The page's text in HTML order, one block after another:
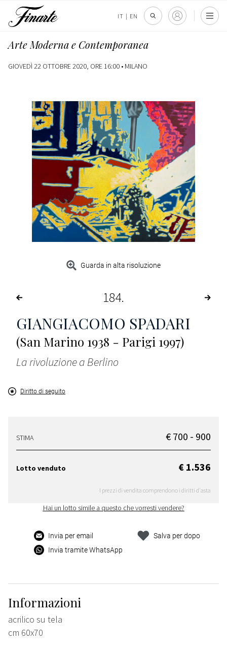
IT | EN
Arte Moderna e Contemporanea
GIOVEDÌ 22 OTTOBRE 2020, ORE 16:00 • MILANO
Guarda in alta risoluzione
184
GIANGIACOMO SPADARI
(San Marino 1938 - Parigi 1997)
La rivoluzione a Berlino
Diritto di seguito
STIMA € 700 - 900
Lotto venduto € 1.536
I prezzi di vendita comprendono i diritti d'asta
Hai un lotto simile a questo che vorresti vendere?
Invia per email
Invia tramite WhatsApp
Salva per dopo
Informazioni
acrilico su tela
cm 60x70